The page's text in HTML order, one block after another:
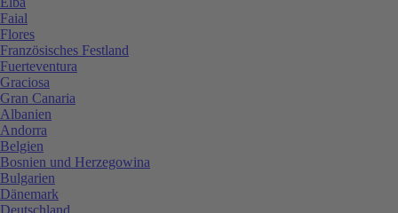
Faial
Flores
Französisches Festland
Fuerteventura
Graciosa
Gran Canaria
Albanien
Andorra
Belgien
Bosnien und Herzegowina
Bulgarien
Dänemark
Deutschland